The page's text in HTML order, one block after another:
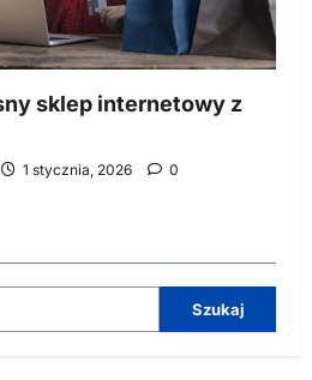
sklep internetowy z
1 stycznia, 2026 0
Szukaj